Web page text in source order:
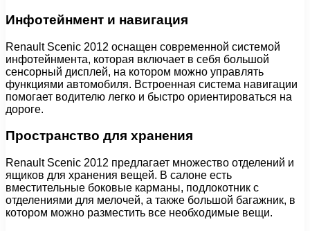
Инфотейнмент и навигация
Renault Scenic 2012 оснащен современной системой
инфотейнмента, которая включает в себя большой
сенсорный дисплей, на котором можно управлять
функциями автомобиля. Встроенная система навигации
помогает водителю легко и быстро ориентироваться на
дороге.
Пространство для хранения
Renault Scenic 2012 предлагает множество отделений и
ящиков для хранения вещей. В салоне есть
вместительные боковые карманы, подлокотник с
отделениями для мелочей, а также большой багажник, в
котором можно разместить все необходимые вещи.